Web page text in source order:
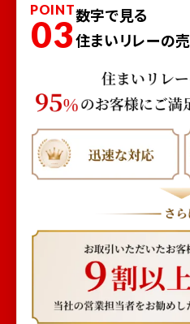
POINT
03数字で見る
住まいリレーの